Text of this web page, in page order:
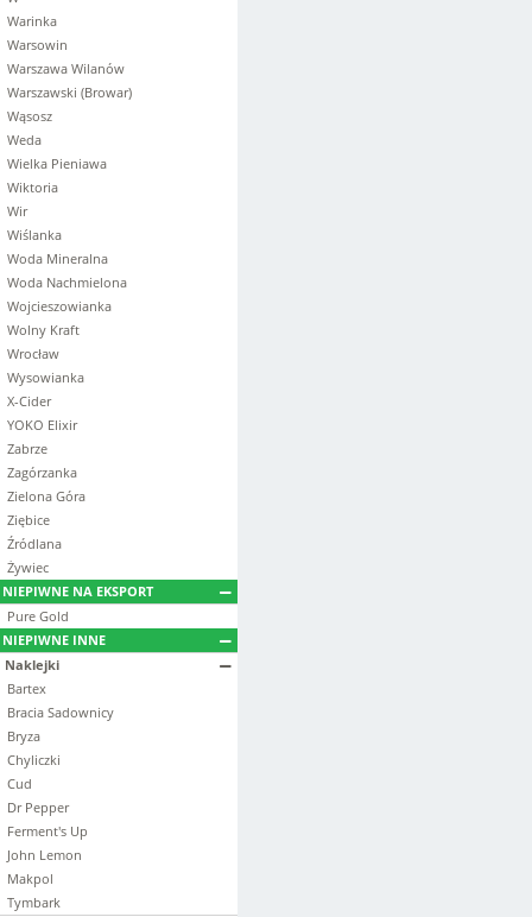
Warinka
Warsowin
Warszawa Wilanów
Warszawski (Browar)
Wąsosz
Weda
Wielka Pieniawa
Wiktoria
Wir
Wiślanka
Woda Mineralna
Woda Nachmielona
Wojcieszowianka
Wolny Kraft
Wrocław
Wysowianka
X-Cider
YOKO Elixir
Zabrze
Zagórzanka
Zielona Góra
Ziębice
Źródlana
Żywiec
NIEPIWNE NA EKSPORT
Pure Gold
NIEPIWNE INNE
Naklejki
Bartex
Bracia Sadownicy
Bryza
Chyliczki
Cud
Dr Pepper
Ferment's Up
John Lemon
Makpol
Tymbark